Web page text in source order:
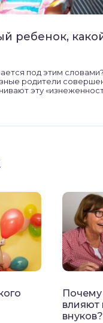
ребенок,
под этим
родители
эту
влияют
внуков?